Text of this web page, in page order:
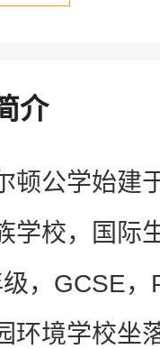
介
顿公学始建
学校，国际
，GCSE
环境学校坐